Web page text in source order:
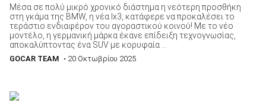
Μέσα σε πολύ μικρό χρονικό διάστημα η νεότερη προσθήκη
στη γκάμα της BMW, η νέα Ix3, κατάφερε να προκαλέσει το
τεράστιο ενδιαφέρον του αγοραστικού κοινού! Με το νέο
μοντέλο, η γερμανική μάρκα έκανε επίδειξη τεχνογνωσίας,
αποκαλύπτοντας ένα SUV με κορυφαία ...
GOCAR TEAM • 20 Οκτωβρίου 2025